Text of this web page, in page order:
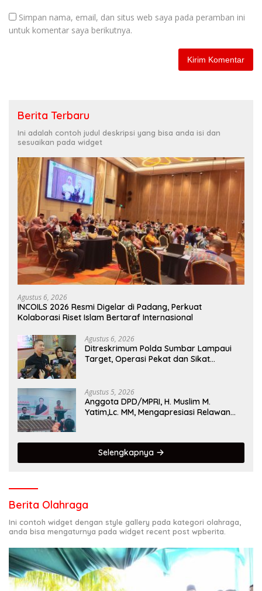
Simpan nama, email, dan situs web saya pada peramban ini
untuk komentar saya berikutnya.
Berita Terbaru
Ini adalah contoh judul deskripsi yang bisa anda isi dan
sesuaikan pada widget
Agustus 6, 2026
INCOILS 2026 Resmi Digelar di Padang, Perkuat
Kolaborasi Riset Islam Bertaraf Internasional
Agustus 6, 2026
Ditreskrimum Polda Sumbar Lampaui
Target, Operasi Pekat dan Sikat
Agustus 5, 2026
Anggota DPD/MPRI, H. Muslim M.
Yatim,Lc. MM, Mengapresiasi Relawan
Selengkapnya
Berita Olahraga
Ini contoh widget dengan style gallery pada kategori olahraga,
anda bisa mengaturnya pada widget recent post wpberita.